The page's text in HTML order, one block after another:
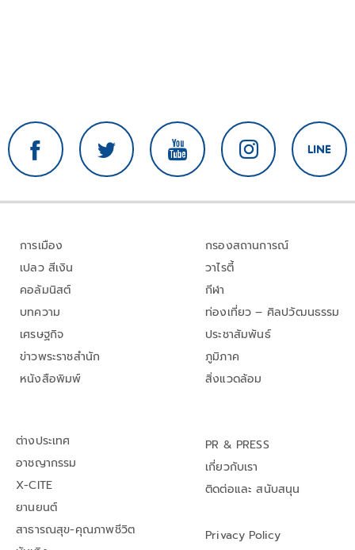
การเมือง
เปลว สีเงิน
คอลัมนิสต์
บทความ
เศรษฐกิจ
ข่าวพระราชสำนัก
หนังสือพิมพ์
กรองสถานการณ์
วาไรตี้
กีฬา
ท่องเที่ยว – ศิลปวัฒนธรรม
ประชาสัมพันธ์
ภูมิภาค
สิ่งแวดล้อม
ต่างประเทศ
อาชญากรรม
X-CITE
ยานยนต์
สาธารณสุข-คุณภาพชีวิต
PR & PRESS
เกี่ยวกับเรา
ติดต่อและ สนับสนุน
Privacy Policy